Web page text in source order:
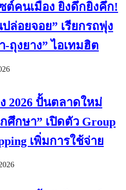
ต์คนเมือง ยิ่งดึกยิ่งคึก!
ล่อยจอย” เรียกรถพุ่ง
ถุงยาง” ไอเทมฮิต
2026 ปั้นตลาดใหม่
กษา” เปิดตัว Group
เพิ่มการใช้จ่าย